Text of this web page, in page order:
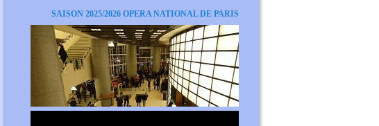
SAISON 2025/2026 OPERA NATIONAL DE PARIS